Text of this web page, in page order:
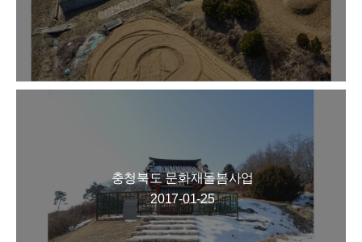
충청북도 문화재돌봄사업
2017-01-25